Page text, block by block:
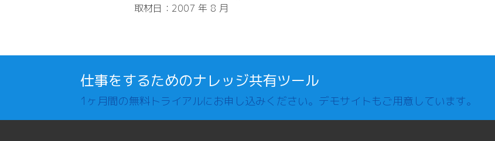
取材日：2007 年 8 月
仕事をするためのナレッジ共有ツール
1ヶ月間の無料トライアルにお申し込みください。デモサイトもご用意しています。